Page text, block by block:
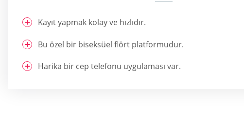
Kayıt yapmak kolay ve hızlıdır.
Bu özel bir biseksüel flört platformudur.
Harika bir cep telefonu uygulaması var.